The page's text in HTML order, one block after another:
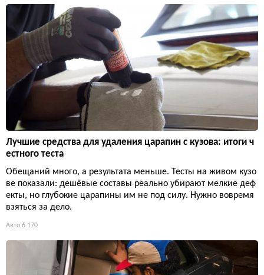
Лучшие средства для удаления царапин с кузова: итоги ч
естного теста
Обещаний много, а результата меньше. Тесты на живом кузо
ве показали: дешёвые составы реально убирают мелкие деф
екты, но глубокие царапины им не под силу. Нужно вовремя
взяться за дело.
Авто 6 170